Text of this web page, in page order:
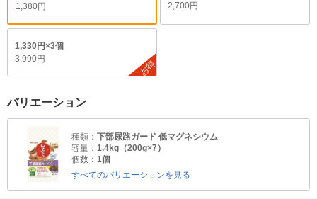
1,380円
2,700円
1,330円×3個
3,990円
お得
バリエーション
種類： 下部尿路ガード 低マグネシウム
容量： 1.4kg（200g×7）
個数： 1個
すべてのバリエーションを見る